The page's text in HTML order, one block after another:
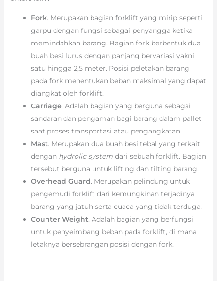
Fork. Merupakan bagian forklift yang mirip seperti
garpu dengan fungsi sebagai penyangga ketika
memindahkan barang. Bagian fork berbentuk dua
buah besi lurus dengan panjang bervariasi yakni
satu hingga 2,5 meter. Posisi peletakan barang
pada fork menentukan beban maksimal yang dapat
diangkat oleh forklift.
Carriage. Adalah bagian yang berguna sebagai
sandaran dan pengaman bagi barang dalam pallet
saat proses transportasi atau pengangkatan.
Mast. Merupakan dua buah besi tebal yang terkait
dengan hydrolic systemdari sebuah forklift. Bagian
tersebut berguna untuk lifting dan tilting barang.
Overhead Guard. Merupakan pelindung untuk
pengemudi forklift dari kemungkinan terjadinya
barang yang jatuh serta cuaca yang tidak terduga.
Counter Weight. Adalah bagian yang berfungsi
untuk penyeimbang beban pada forklift, di mana
letaknya bersebrangan posisi dengan fork.